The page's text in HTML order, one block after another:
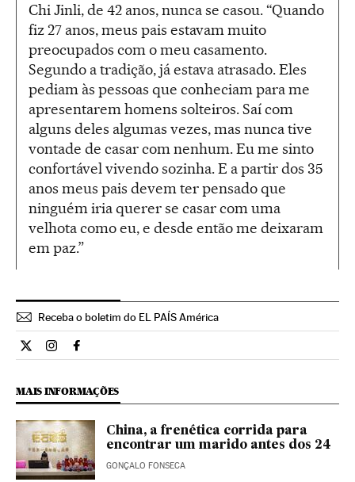
Chi Jinli, de 42 anos, nunca se casou. “Quando
fiz 27 anos, meus pais estavam muito
preocupados com o meu casamento.
Segundo a tradição, já estava atrasado. Eles
pediam às pessoas que conheciam para me
apresentarem homens solteiros. Saí com
alguns deles algumas vezes, mas nunca tive
vontade de casar com nenhum. Eu me sinto
confortável vivendo sozinha. E a partir dos 35
anos meus pais devem ter pensado que
ninguém iria querer se casar com uma
velhota como eu, e desde então me deixaram
em paz.”
Receba o boletim do EL PAÍS América
Internacional El País Brasil en Twitter
Internacional El País Brasil en Instagram
Internacional El País Brasil en Facebook
MAIS INFORMAÇÕES
China, a frenética corrida para
encontrar um marido antes dos 24
GONÇALO FONSECA